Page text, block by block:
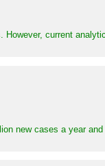
current
new cases a year